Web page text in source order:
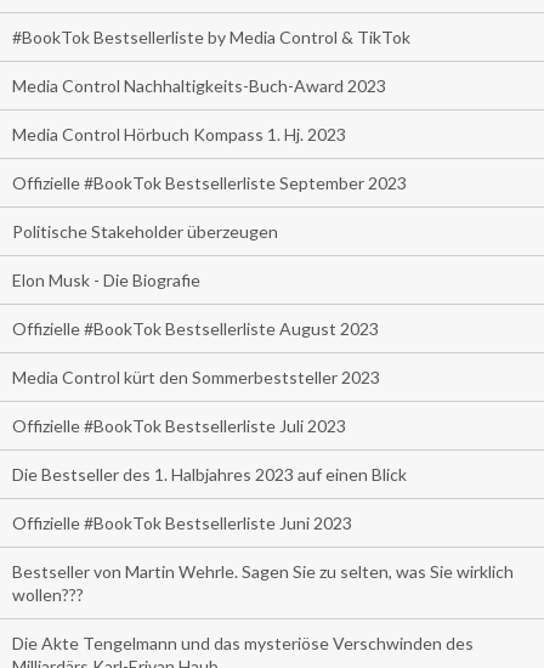
#BookTok Bestsellerliste by Media Control & TikTok
Media Control Nachhaltigkeits-Buch-Award 2023
Media Control Hörbuch Kompass 1. Hj. 2023
Offizielle #BookTok Bestsellerliste September 2023
Politische Stakeholder überzeugen
Elon Musk - Die Biografie
Offizielle #BookTok Bestsellerliste August 2023
Media Control kürt den Sommerbeststeller 2023
Offizielle #BookTok Bestsellerliste Juli 2023
Die Bestseller des 1. Halbjahres 2023 auf einen Blick
Offizielle #BookTok Bestsellerliste Juni 2023
Bestseller von Martin Wehrle. Sagen Sie zu selten, was Sie wirklich
wollen???
Die Akte Tengelmann und das mysteriöse Verschwinden des